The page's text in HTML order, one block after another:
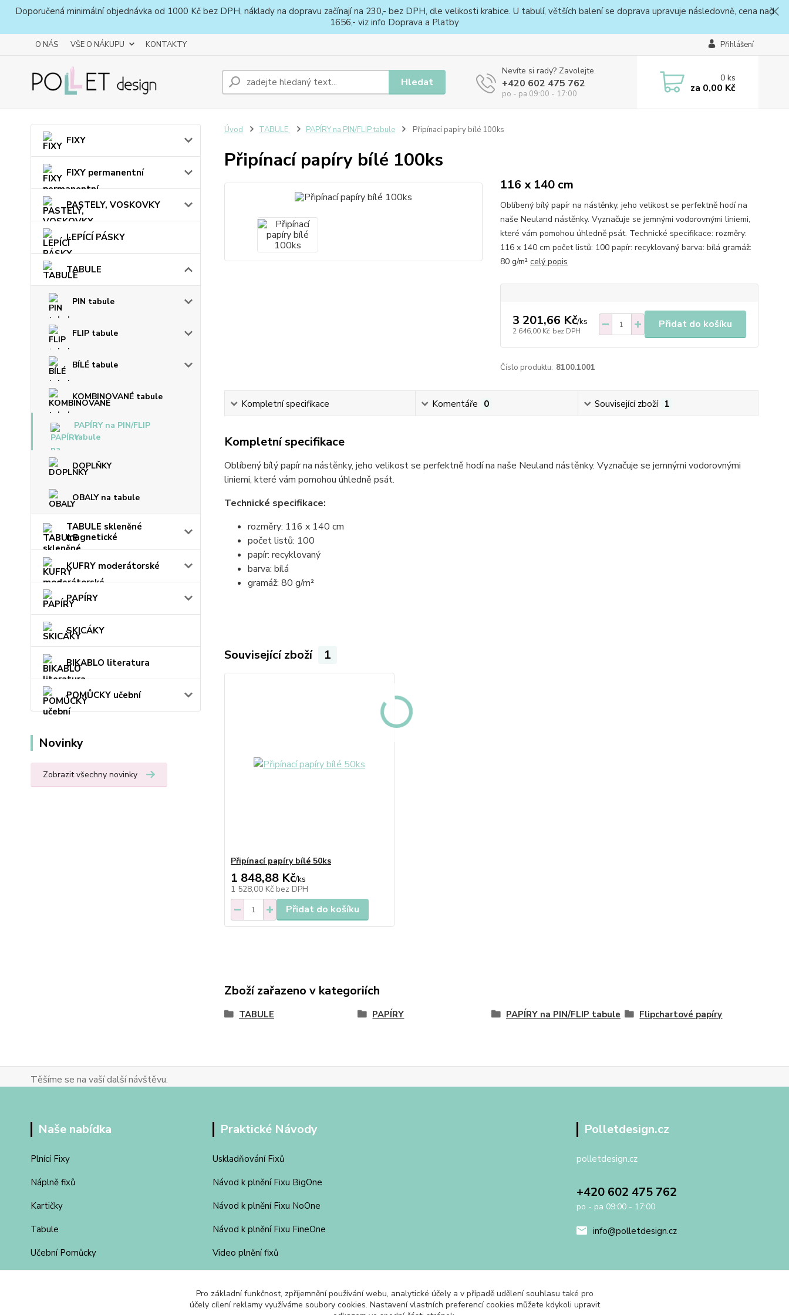
Doporučená minimální objednávka od 1000 Kč bez DPH, náklady na dopravu začínají na 230,- bez DPH, dle velikosti krabice. U tabulí, větších balení se doprava upravuje následovně, cena nad
1656,- viz info Doprava a Platby
O NÁS VŠE O NÁKUPU KONTAKTY Přihlášení
Hledat
Nevíte si rady? Zavolejte.
+420 602 475 762
po - pa 09:00 - 17:00
0ks
za 0,00 Kč
FIXY
FIXY permanentní
PASTELY, VOSKOVKY
LEPÍCÍ PÁSKY
TABULE
PIN tabule
FLIP tabule
BÍLÉ tabule
KOMBINOVANÉ tabule
PAPÍRY na PIN/FLIP
tabule
DOPLŇKY
OBALY na tabule
TABULE skleněné
magnetické
KUFRY moderátorské
PAPÍRY
SKICÁKY
BIKABLO literatura
POMŮCKY učební
Novinky
Zobrazit všechny novinky
Úvod TABULE PAPÍRY na PIN/FLIP tabule Připínací papíry bílé 100ks
Připínací papíry bílé 100ks
116 x 140 cm
Oblíbený bílý papír na nástěnky, jeho velikost se perfektně hodí na
naše Neuland nástěnky. Vyznačuje se jemnými vodorovnými liniemi,
které vám pomohou úhledně psát. Technické specifikace: rozměry:
116 x 140 cm počet listů: 100 papír: recyklovaný barva: bílá gramáž:
80 g/m² celý popis
3 201,66 Kč/ks
2 646,00 Kč bez DPH
Přidat do košíku
Číslo produktu: 8100.1001
Kompletní specifikace Komentáře 0 Související zboží 1
Kompletní specifikace
Oblíbený bílý papír na nástěnky, jeho velikost se perfektně hodí na naše Neuland nástěnky. Vyznačuje se jemnými vodorovnými
liniemi, které vám pomohou úhledně psát.
Technické specifikace:
rozměry: 116 x 140 cm
počet listů: 100
papír: recyklovaný
barva: bílá
gramáž: 80 g/m²
Související zboží 1
Připínací papíry bílé 50ks
1 848,88 Kč/ks
1 528,00 Kč bez DPH
Přidat do košíku
Zboží zařazeno v kategoriích
TABULE PAPÍRY PAPÍRY na PIN/FLIP tabule Flipchartové papíry
Těšíme se na vaší další návštěvu.
Naše nabídka
Plnící Fixy
Náplně fixů
Kartičky
Tabule
Učební Pomůcky
Praktické Návody
Uskladňování Fixů
Návod k plnění Fixu BigOne
Návod k plnění Fixu NoOne
Návod k plnění Fixu FineOne
Video plnění fixů
Polletdesign.cz
polletdesign.cz
+420 602 475 762
po - pa 09:00 - 17:00
info@polletdesign.cz
Pro základní funkčnost, zpříjemnění používání webu, analytické účely a v případě udělení souhlasu také pro
účely cílení reklamy využíváme soubory cookies. Nastavení vlastních preferencí cookies můžete kdykoli upravit